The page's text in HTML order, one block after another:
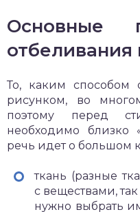
Основные
То, каким способом
рисунком, во
поэтому перед
необходимо близко
речь идет о большом
ткань (разные
с веществами,
нужно выбрать